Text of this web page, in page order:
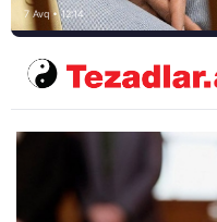
7 Avq • 12:14